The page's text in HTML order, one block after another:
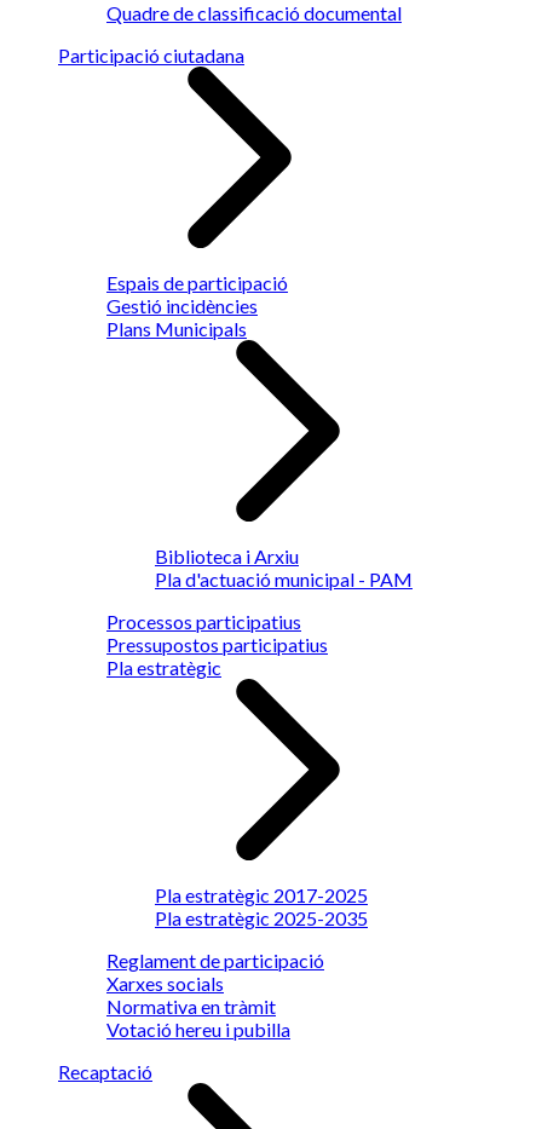
Quadre de classificació documental
Participació ciutadana
Espais de participació
Gestió incidències
Plans Municipals
Biblioteca i Arxiu
Pla d'actuació municipal - PAM
Processos participatius
Pressupostos participatius
Pla estratègic
Pla estratègic 2017-2025
Pla estratègic 2025-2035
Reglament de participació
Xarxes socials
Normativa en tràmit
Votació hereu i pubilla
Recaptació